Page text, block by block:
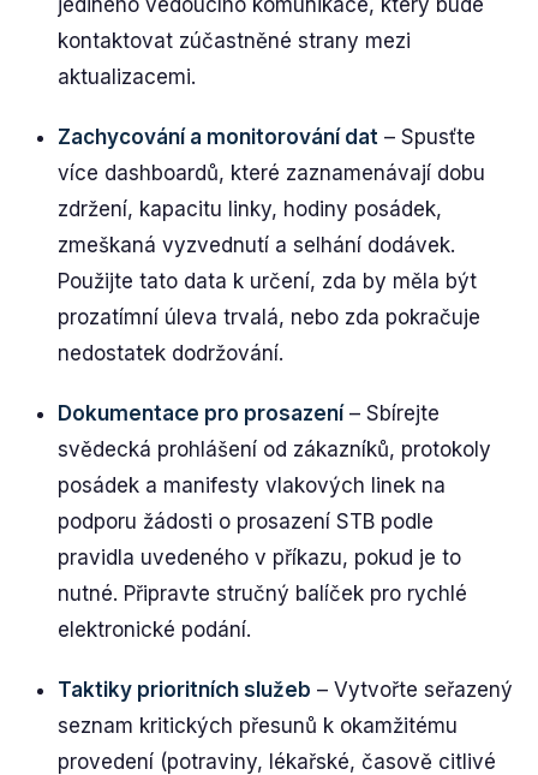
jediného vedoucího komunikace, který bude
kontaktovat zúčastněné strany mezi
aktualizacemi.
Zachycování a monitorování dat – Spusťte
více dashboardů, které zaznamenávají dobu
zdržení, kapacitu linky, hodiny posádek,
zmeškaná vyzvednutí a selhání dodávek.
Použijte tato data k určení, zda by měla být
prozatímní úleva trvalá, nebo zda pokračuje
nedostatek dodržování.
Dokumentace pro prosazení – Sbírejte
svědecká prohlášení od zákazníků, protokoly
posádek a manifesty vlakových linek na
podporu žádosti o prosazení STB podle
pravidla uvedeného v příkazu, pokud je to
nutné. Připravte stručný balíček pro rychlé
elektronické podání.
Taktiky prioritních služeb – Vytvořte seřazený
seznam kritických přesunů k okamžitému
provedení (potraviny, lékařské, časově citlivé